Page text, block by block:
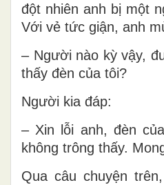
đột nhiên anh bị một
Với vẻ tức giận, anh
– Người nào kỳ vậy,
thấy đèn của tôi?
Người kia đáp:
– Xin lỗi anh, đèn
không trông thấy.
Qua câu chuyện